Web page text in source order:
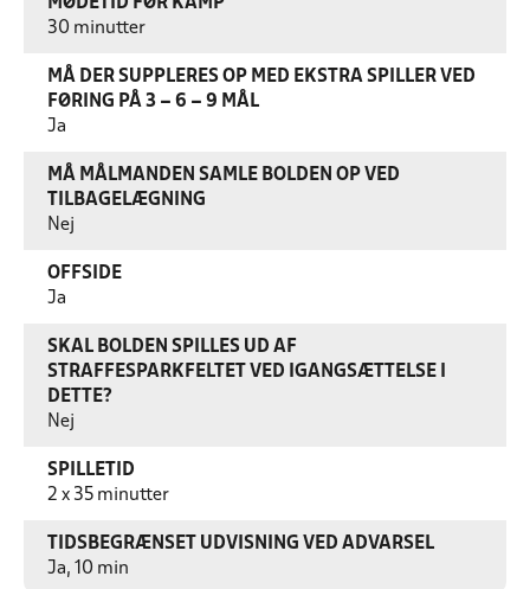
MØDETID FØR KAMP
30 minutter
MÅ DER SUPPLERES OP MED EKSTRA SPILLER VED
FØRING PÅ 3 – 6 – 9 MÅL
Ja
MÅ MÅLMANDEN SAMLE BOLDEN OP VED
TILBAGELÆGNING
Nej
OFFSIDE
Ja
SKAL BOLDEN SPILLES UD AF
STRAFFESPARKFELTET VED IGANGSÆTTELSE I
DETTE?
Nej
SPILLETID
2 x 35 minutter
TIDSBEGRÆNSET UDVISNING VED ADVARSEL
Ja, 10 min